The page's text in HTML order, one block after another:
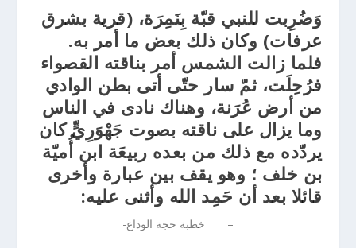
وَضُرِبت للنبي قبّة بِنَمِرَة، (قرية بشرق
عرفات) وكان ذلك بعض ما أمر به.
فلما زالت الشمس أمر بناقته القصواء
فرُحِلَت، ثمّ سار حتّى أتى بطن الوادي
من أرض عُرَنة، وهناك نادى في الناس
وما يزال على ناقته بصوت جَهْوَرِيٍّ كان
يردّده مع ذلك من بعده ربيعَة ابن أُميّة
بن خلف ؛ وهو يقف بين عبارة وأخرى
قائلا بعد أن حَمِد الله وأثنى عليه:
– خطبة حجة الوداع-